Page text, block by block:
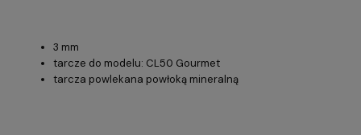
3 mm
tarcze do modelu: CL50 Gourmet
tarcza powlekana powłoką mineralną